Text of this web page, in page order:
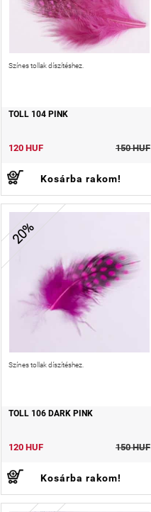
Színes tollak díszítéshez.
TOLL 104 PINK
120 HUF 150 HUF
Kosárba rakom!
20%
Színes tollak díszítéshez.
TOLL 106 DARK PINK
120 HUF 150 HUF
Kosárba rakom!